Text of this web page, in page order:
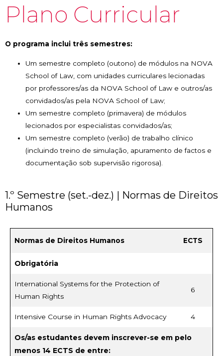
Plano Curricular
O programa inclui três semestres:
Um semestre completo (outono) de módulos na NOVA
School of Law, com unidades curriculares lecionadas
por professores/as da NOVA School of Law e outros/as
convidados/as pela NOVA School of Law;
Um semestre completo (primavera) de módulos
lecionados por especialistas convidados/as;
Um semestre completo (verão) de trabalho clínico
(incluindo treino de simulação, apuramento de factos e
documentação sob supervisão rigorosa).
1.º Semestre (set.-dez.) | Normas de Direitos
Humanos
Normas de Direitos Humanos ECTS
Obrigatória
International Systems for the Protection of
Human Rights
6
Intensive Course in Human Rights Advocacy 4
Os/as estudantes devem inscrever-se em pelo
menos 14 ECTS de entre: